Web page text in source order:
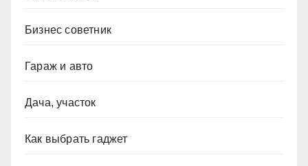
Бизнес советник
Гараж и авто
Дача, участок
Как выбрать гаджет